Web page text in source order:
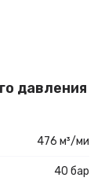
давления
476 м³/ми
40 бар